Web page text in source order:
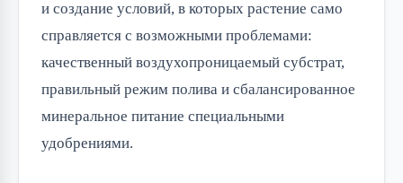
и создание условий, в которых растение само
справляется с возможными проблемами:
качественный воздухопроницаемый субстрат,
правильный режим полива и сбалансированное
минеральное питание специальными
удобрениями.